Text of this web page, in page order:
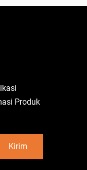
Produk
Kirim